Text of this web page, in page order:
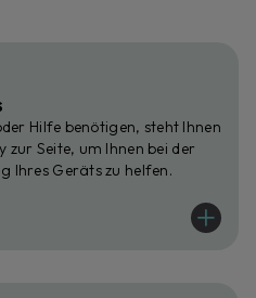
Hilfe benötigen, steht Ihnen
zur Seite, um Ihnen bei der
Ihres Geräts zu helfen.